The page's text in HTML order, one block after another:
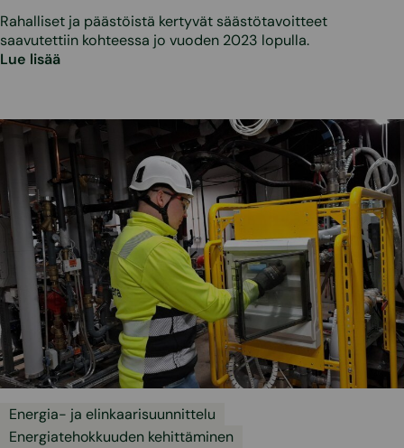
Rahalliset ja päästöistä kertyvät säästötavoitteet
saavutettiin kohteessa jo vuoden 2023 lopulla.
Lue lisää
Energia- ja elinkaarisuunnittelu
Energiatehokkuuden kehittäminen